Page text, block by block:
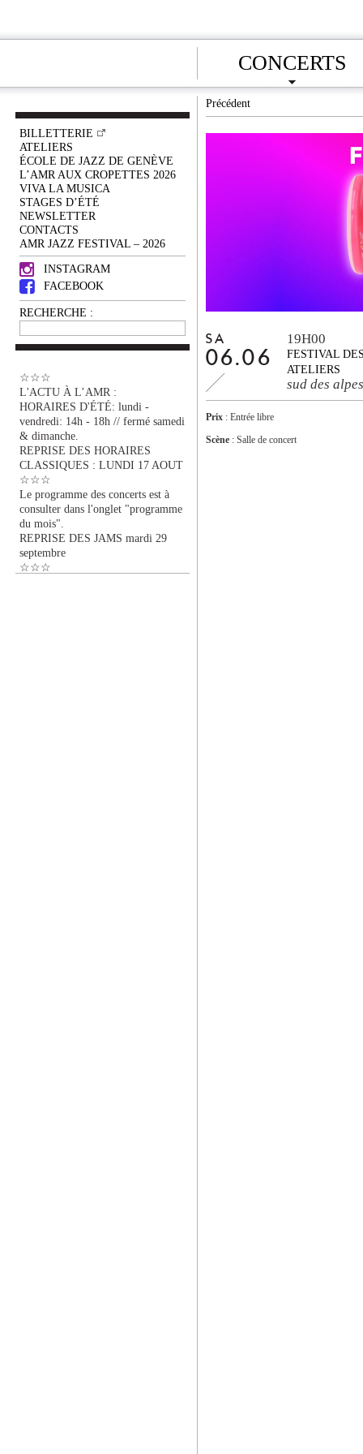
CONCERTS
BILLETTERIE
ATELIERS
ÉCOLE DE JAZZ DE GENÈVE
L’AMR AUX CROPETTES 2026
VIVA LA MUSICA
STAGES D’ÉTÉ
NEWSLETTER
CONTACTS
AMR JAZZ FESTIVAL – 2026
INSTAGRAM
FACEBOOK
RECHERCHE :
☆☆☆
L'ACTU À L’AMR :
HORAIRES D'ÉTÉ: lundi -
vendredi: 14h - 18h // fermé samedi
& dimanche.
REPRISE DES HORAIRES
CLASSIQUES : LUNDI 17 AOUT
☆☆☆
Le programme des concerts est à
consulter dans l'onglet "programme
du mois".
REPRISE DES JAMS mardi 29
septembre
☆☆☆
Précédent
SA
06.06
19H00
FESTIVAL
ATELIERS
sud des alpes
Prix : Entrée libre
Scène : Salle de concert